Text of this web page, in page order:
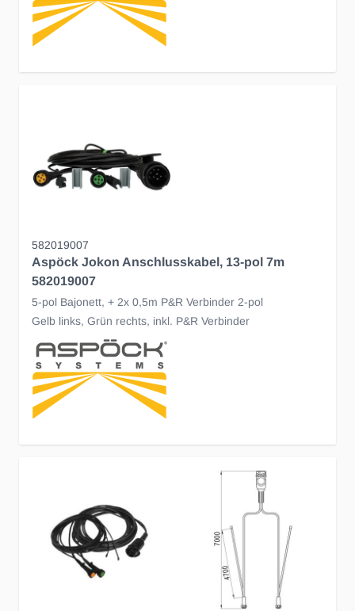
582019007
Aspöck Jokon Anschlusskabel, 13-pol 7m
582019007
5-pol Bajonett, + 2x 0,5m P&R Verbinder 2-pol
Gelb links, Grün rechts, inkl. P&R Verbinder